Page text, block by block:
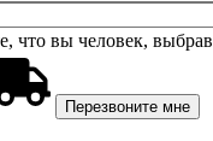
что вы человек, выбрав